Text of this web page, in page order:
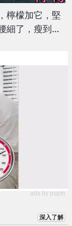
檸檬加它，堅
細了，瘦到你
ads by popIn
深入了解